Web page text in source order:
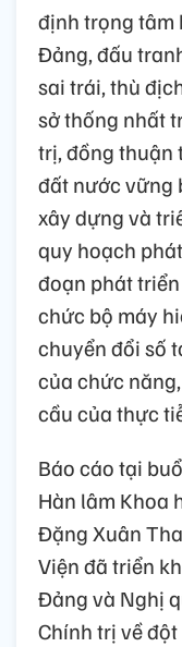
định trọng tâm
Đảng, đấu
sai trái, thù
sở thống nhất
trị, đồng thuận
đất nước vững
xây dựng và
quy hoạch
đoạn phát
chức bộ máy
chuyển đổi số
của chức
cầu của thực
Báo cáo tại
Hàn lâm Khoa
Đặng Xuân
Viện đã triển
Đảng và Nghị
Chính trị về